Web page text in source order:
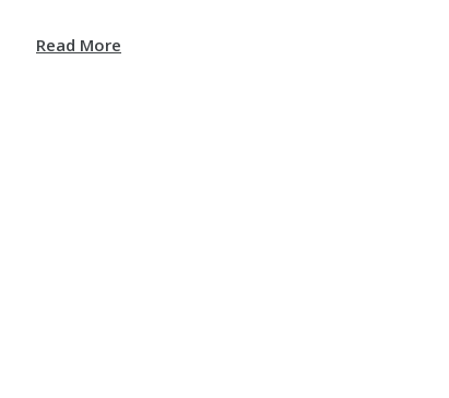
Read More